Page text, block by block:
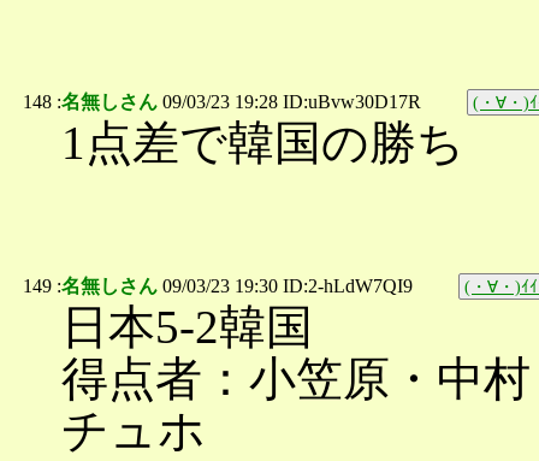
148 :名無しさん 09/03/23 19:28 ID:uBvw30D17R (・∀・)
1点差で韓国の勝ち
149 :名無しさん 09/03/23 19:30 ID:2-hLdW7QI9 (・∀・)ｲ
日本5-2韓国
得点者：小笠原・中
チュホ